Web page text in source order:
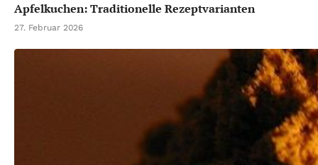
Apfelkuchen: Traditionelle Rezeptvarianten
27. Februar 2026